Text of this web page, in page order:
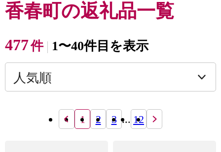
香春町の返礼品一覧
477件 1〜40件目を表示
1 2 3 ... 12